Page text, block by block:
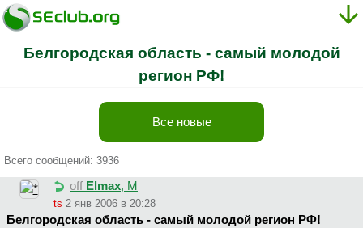
Белгородская область - самый молодой
регион РФ!
Все новые
Всего сообщений: 3936
off Elmax, М
ts 2 янв 2006 в 20:28
Белгородская область - самый молодой регион РФ!